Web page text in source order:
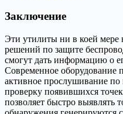
Заключение
Эти утилиты ни в коей мере
решений по защите
смогут дать информацию о
Современное оборудование
активное прослушивание по
проверку появившихся
позволяет быстро выявлять